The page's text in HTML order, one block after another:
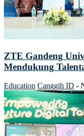
ZTE Gandeng
Mendukung
Education Canggih ID -